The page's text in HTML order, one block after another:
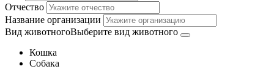
Отчество
Название организации
Вид животногоВыберите вид животного
Кошка
Собака